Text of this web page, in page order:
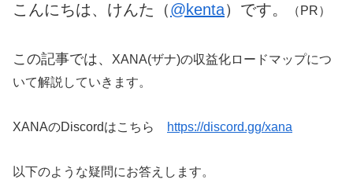
こんにちは、けんた（@kenta）です。 （PR）
この記事では、
XANA(ザナ)の収益化ロードマップにつ
いて解説していきます。
XANAのDiscordはこちら https://discord.gg/xana
以下のような疑問にお答えします。